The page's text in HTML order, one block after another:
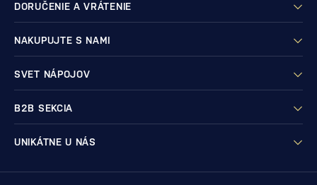
DORUČENIE A VRÁTENIE
NAKUPUJTE S NAMI
SVET NÁPOJOV
B2B SEKCIA
UNIKÁTNE U NÁS